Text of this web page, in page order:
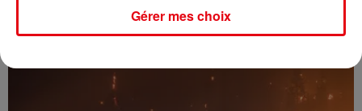
Gérer mes choix